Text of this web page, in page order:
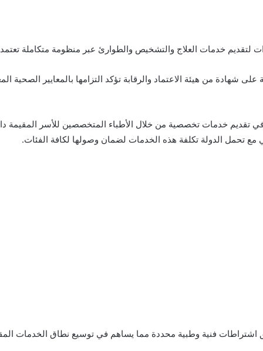
لتقديم خدمات العلاج والتشخيص والطوارئ عبر منظومة متكاملة
من هيئة الاعتماد والرقابة تؤكد التزامها بالمعايير الصحية
في تقديم خدمات تخصصية من خلال الأطباء المتخصصين للأسر
تحمل الدولة تكلفة هذه الخدمات لضمان وصولها لكافة الفئات.
اشتراطات فنية وطبية محددة مما يساهم في توسيع نطاق الخدمات